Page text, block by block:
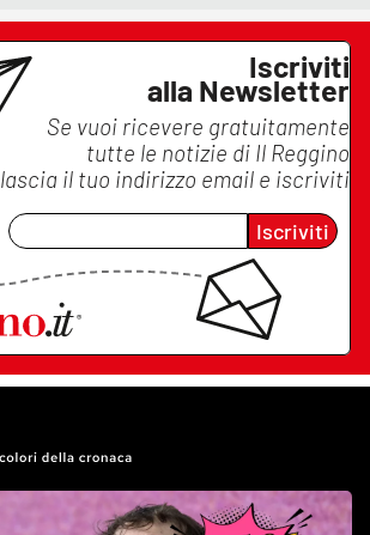
Iscriviti
alla Newsletter
Se vuoi ricevere gratuitamente
tutte le notizie di Il Reggino
lascia il tuo indirizzo email e iscriviti
Iscriviti